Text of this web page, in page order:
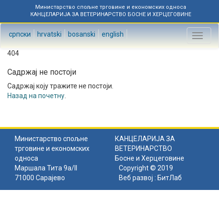
Министарство спољне трговине и економских односа
КАНЦЕЛАРИЈА ЗА ВЕТЕРИНАРСТВО БОСНЕ И ХЕРЦЕГОВИНЕ
српски hrvatski bosanski english
Toggle
404
Садржај не постоји
Садржај коју тражите не постоји.
Назад на почетну
Министарство спољне
трговине и економских
односа
КАНЦЕЛАРИЈА ЗА
ВЕТЕРИНАРСТВО
Босне и Херцеговине
Маршала Тита 9а/II
71000 Сарајево
Copyright © 2019
Веб развој : БитЛаб